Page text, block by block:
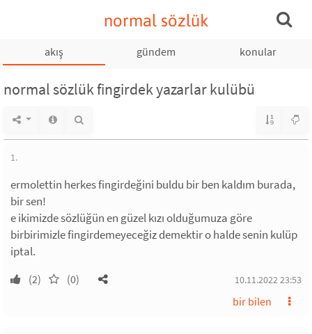
normal sözlük
akış gündem konular
normal sözlük fingirdek yazarlar kulübü
1.
ermolettin herkes fingirdeğini buldu bir ben kaldım burada,
bir sen!
e ikimizde sözlüğün en güzel kızı olduğumuza göre
birbirimizle fingirdemeyeceğiz demektir o halde senin kulüp
iptal.
(2) (0) 10.11.2022 23:53
bir bilen